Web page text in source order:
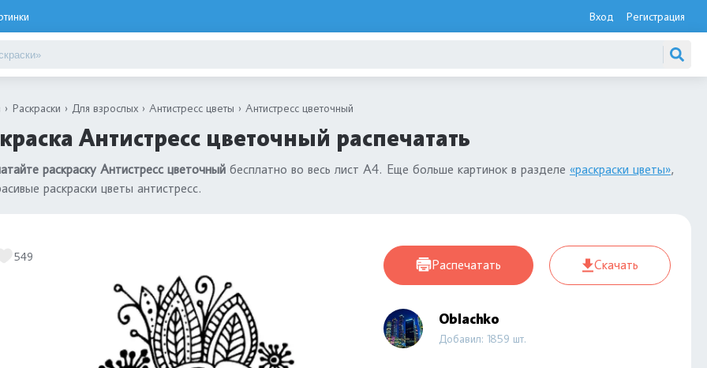
Вход Регистрация
Раскраски Для взрослых Антистресс цветы Антистресс цветочный
Антистресс цветочный распечатать
раскраску Антистресс цветочный бесплатно во весь лист А4. Еще больше картинок в разделе «раскраски цветы»,
раскраски цветы антистресс.
549
Распечатать Скачать
Oblachko
Добавил: 1859 шт.